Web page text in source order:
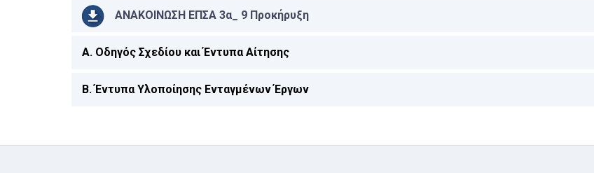
ΑΝΑΚΟΙΝΩΣΗ ΕΠΣΑ 3α_ 9 Προκήρυξη
A. Οδηγός Σχεδίου και Έντυπα Αίτησης
Β. Έντυπα Υλοποίησης Ενταγμένων Έργων